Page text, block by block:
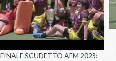
FINALE SCUDETTO AEM 2023: